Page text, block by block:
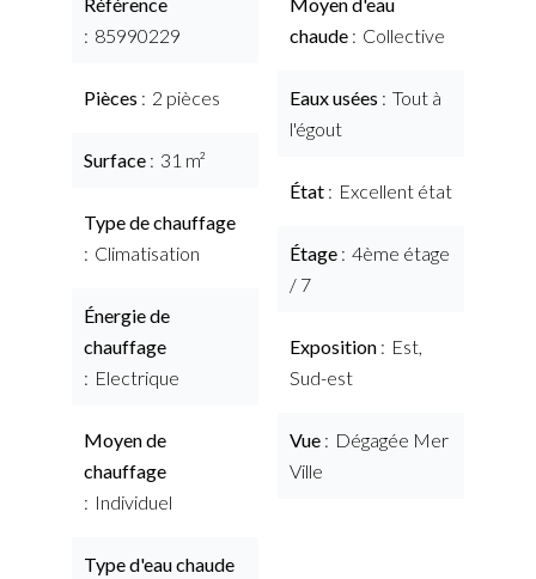
85990229
Pièces 2 pièces
Surface 31 m²
Type de chauffage
Climatisation
Énergie de
chauffage
Electrique
Moyen de
chauffage
Individuel
Type d'eau chaude
chaude
Collective
Eaux usées
Tout à
l'égout
État Excellent état
Étage
4ème étage
/ 7
Exposition
Est,
Sud-est
Vue
Dégagée Mer
Ville